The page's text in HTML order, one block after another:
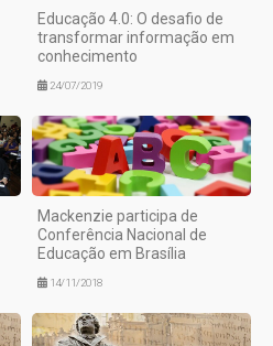
Educação 4.0: O desafio de
transformar informação em
conhecimento
24/07/2019
Mackenzie participa de
Conferência Nacional de
Educação em Brasília
14/11/2018